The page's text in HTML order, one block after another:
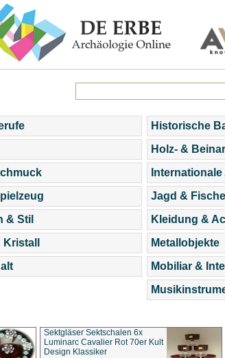
& Stil
Historische
Holz- &
Jagd &
Kleidung &
Metallobjekte
Mobiliar &
Sektgläser Sektschalen 6x
Luminarc Cavalier Rot 70er Kult
Design Klassiker